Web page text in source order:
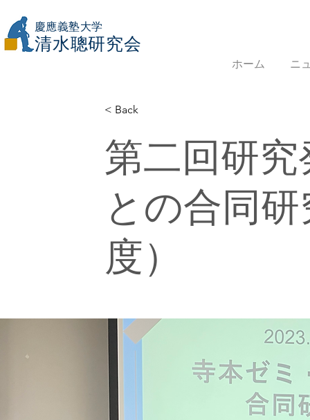
慶應義塾大学
​清水聰研究会
ホーム ニ
< Back
第二回研
との合同
度）